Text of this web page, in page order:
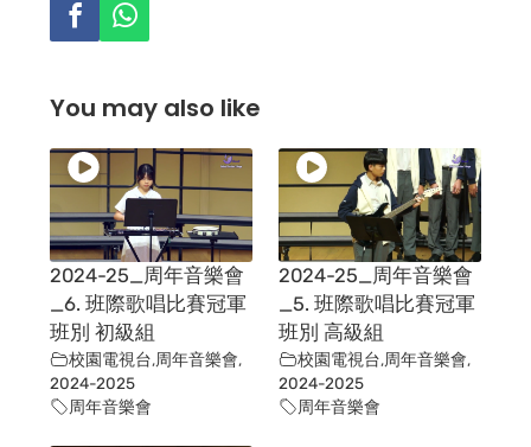
You may also like
2024-25_周年音樂會
_6. 班際歌唱比賽冠軍
班別 初級組
校園電視台,周年音樂會,
2024-2025
周年音樂會
2024-25_周年音樂會
_5. 班際歌唱比賽冠軍
班別 高級組
校園電視台,周年音樂會,
2024-2025
周年音樂會